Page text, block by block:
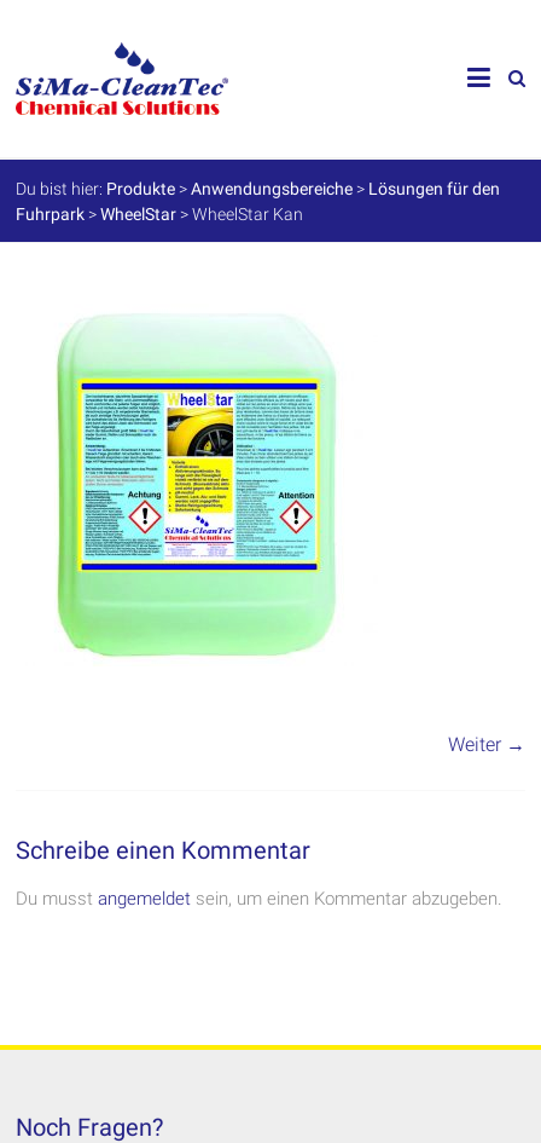
SiMa-
Cleantec
GmbH
Spezialprodukte
für
Du bist hier: Produkte >Anwendungsbereiche > Lösungen für den
Fuhrpark >WheelStar >WheelStar Kan
Weiter →
Schreibe einen Kommentar
Du musstangemeldet sein, um einen Kommentar abzugeben.
Noch Fragen?